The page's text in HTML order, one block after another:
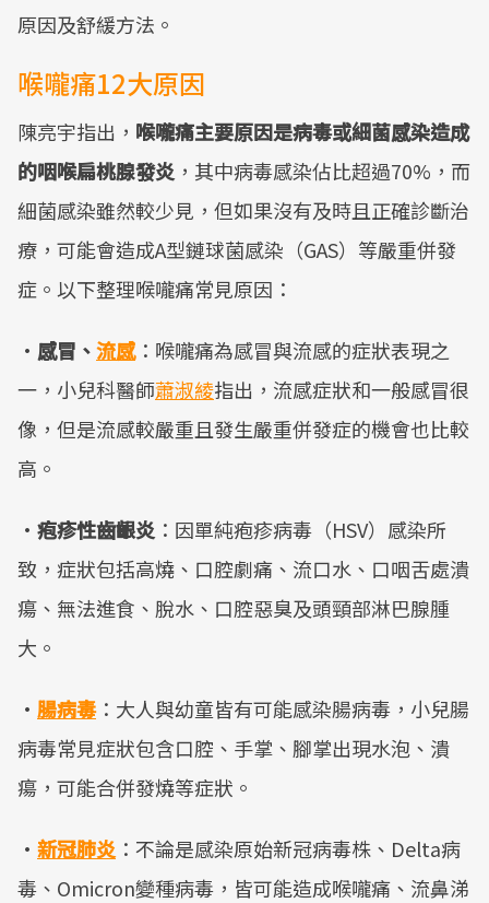
原因及舒緩方法。
喉嚨痛12大原因
陳亮宇指出， 喉嚨痛主要原因是病毒或細菌感染造成
的咽喉扁桃腺發炎 ，其中病毒感染佔比超過70%，而
細菌感染雖然較少見，但如果沒有及時且正確診斷治
療，可能會造成A型鏈球菌感染（GAS）等嚴重併發
症。以下整理喉嚨痛常見原因：
· 感冒、流感：喉嚨痛為感冒與流感的症狀表現之
一，小兒科醫師蕭淑綾指出，流感症狀和一般感冒很
像，但是流感較嚴重且發生嚴重併發症的機會也比較
高。
· 疱疹性齒齦炎 ：因單純疱疹病毒（HSV）感染所
致，症狀包括高燒、口腔劇痛、流口水、口咽舌處潰
瘍、無法進食、脫水、口腔惡臭及頭頸部淋巴腺腫
大。
· 腸病毒：大人與幼童皆有可能感染腸病毒，小兒腸
病毒常見症狀包含口腔、手掌、腳掌出現水泡、潰
瘍，可能合併發燒等症狀。
· 新冠肺炎 ：不論是感染原始新冠病毒株、Delta病
毒、Omicron變種病毒，皆可能造成喉嚨痛、流鼻涕